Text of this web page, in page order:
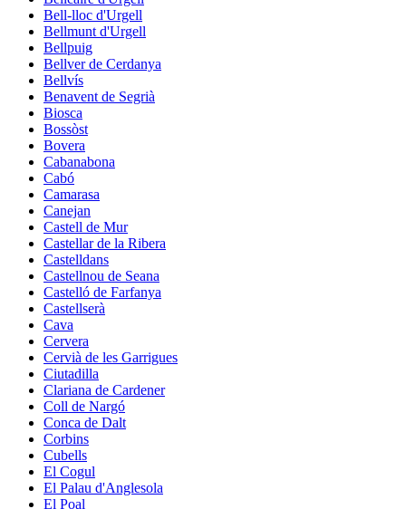
Bell-lloc d'Urgell
Bellmunt d'Urgell
Bellpuig
Bellver de Cerdanya
Bellvís
Benavent de Segrià
Biosca
Bossòst
Bovera
Cabanabona
Cabó
Camarasa
Canejan
Castell de Mur
Castellar de la Ribera
Castelldans
Castellnou de Seana
Castelló de Farfanya
Castellserà
Cava
Cervera
Cervià de les Garrigues
Ciutadilla
Clariana de Cardener
Coll de Nargó
Conca de Dalt
Corbins
Cubells
El Cogul
El Palau d'Anglesola
El Poal